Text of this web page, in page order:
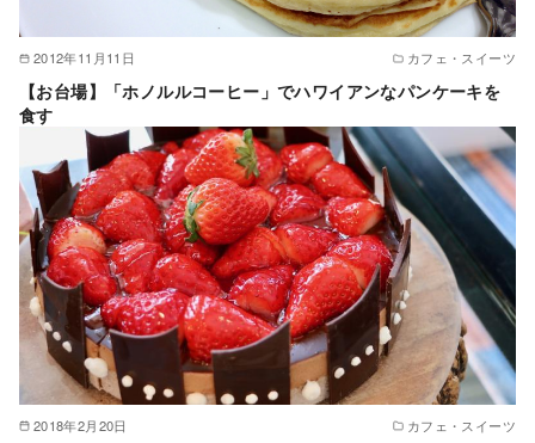
2012年11月11日 カフェ・スイーツ
【お台場】「ホノルルコーヒー」でハワイアンなパンケーキを
食す
2018年2月20日 カフェ・スイーツ